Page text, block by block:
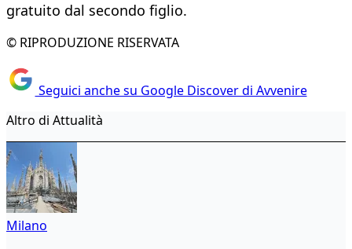
gratuito dal secondo figlio.
© RIPRODUZIONE RISERVATA
Seguici anche su Google Discover di Avvenire
Altro di Attualità
Milano